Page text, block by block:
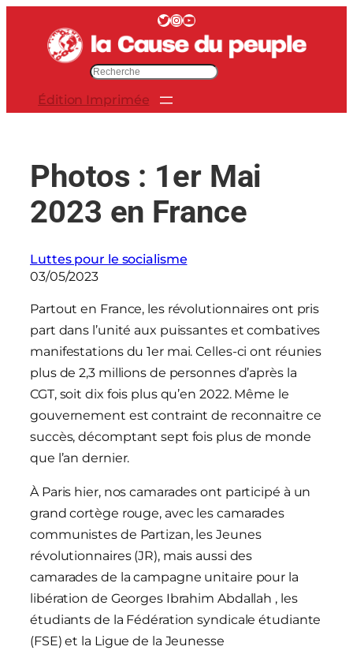
contenu
Twitter InstagramYouTube
e
r
Édition Imprimée
Photos : 1er Mai
2023 en France
Luttes pour le socialisme
03/05/2023
Partout en France, les révolutionnaires ont pris
part dans l’unité aux puissantes et combatives
manifestations du 1er mai. Celles-ci ont réunies
plus de 2,3 millions de personnes d’après la
CGT, soit dix fois plus qu’en 2022. Même le
gouvernement est contraint de reconnaitre ce
succès, décomptant sept fois plus de monde
que l’an dernier.
À Paris hier, nos camarades ont participé à un
grand cortège rouge, avec les camarades
communistes de Partizan, les Jeunes
révolutionnaires (JR), mais aussi des
camarades de la campagne unitaire pour la
libération de Georges Ibrahim Abdallah , les
étudiants de la Fédération syndicale étudiante
(FSE) et la Ligue de la Jeunesse